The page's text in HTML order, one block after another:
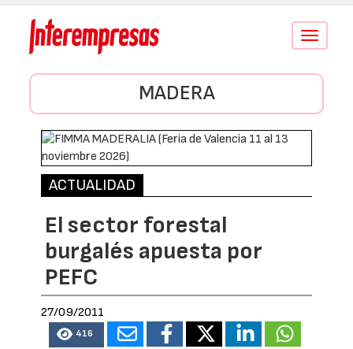
Conmutar
MADERA
ACTUALIDAD
El sector forestal
burgalés apuesta por
PEFC
27/09/2011
416